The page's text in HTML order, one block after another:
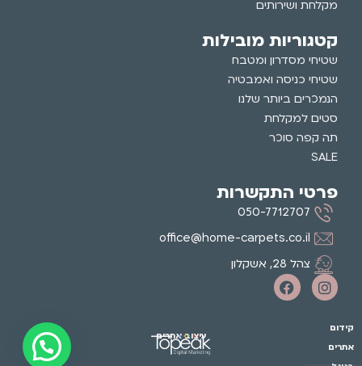
מקלחת ושירותים
קטגוריות מובילות
שטיחי מסדרון ומטבח
שטיחי כניסה ואמבטיה
הנמכרים ביותר שלנו
סטים למקלחת
תה קפה סוכר
SALE
פרטי התקשרות
050-7712707
office@home-carpets.co.il
צהל 28, אשקלון
קידום
אתרים
עיצוב אתרים